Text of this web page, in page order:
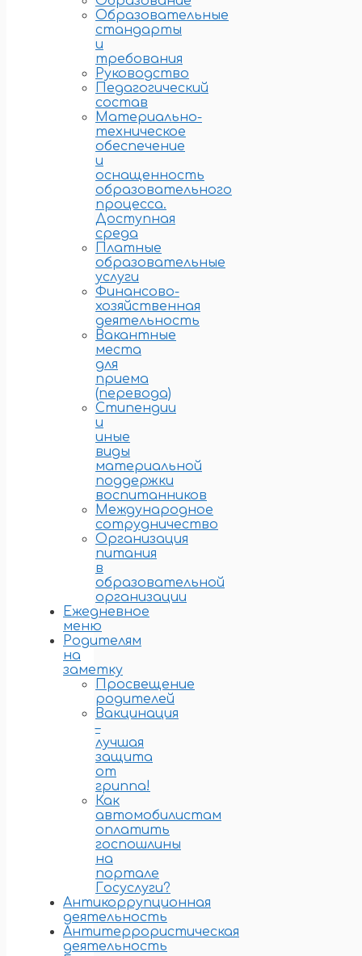
Образовательные
стандарты
и
требования
Руководство
Педагогический
состав
Материально-
техническое
обеспечение
и
оснащенность
образовательного
процесса.
Доступная
среда
Платные
образовательные
услуги
Финансово-
хозяйственная
деятельность
Вакантные
места
для
приема
(перевода)
Стипендии
и
иные
виды
материальной
поддержки
воспитанников
Международное
сотрудничество
Организация
питания
в
образовательной
организации
Ежедневное
меню
Родителям
на
заметку
Просвещение
родителей
Вакцинация
–
лучшая
защита
от
гриппа!
Как
автомобилистам
оплатить
госпошлины
на
портале
Госуслуги?
Антикоррупционная
деятельность
Антитеррористическая
деятельность